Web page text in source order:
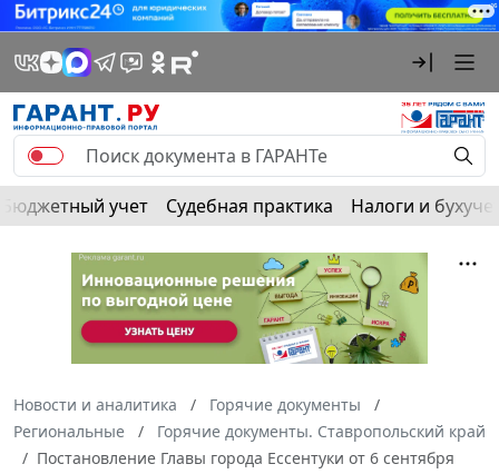
Бюджетный учет Судебная практика Налоги и
Новости и аналитика
Горячие документы
Региональные
Горячие документы. Ставропольский край
Постановление Главы города Ессентуки от 6 сентября